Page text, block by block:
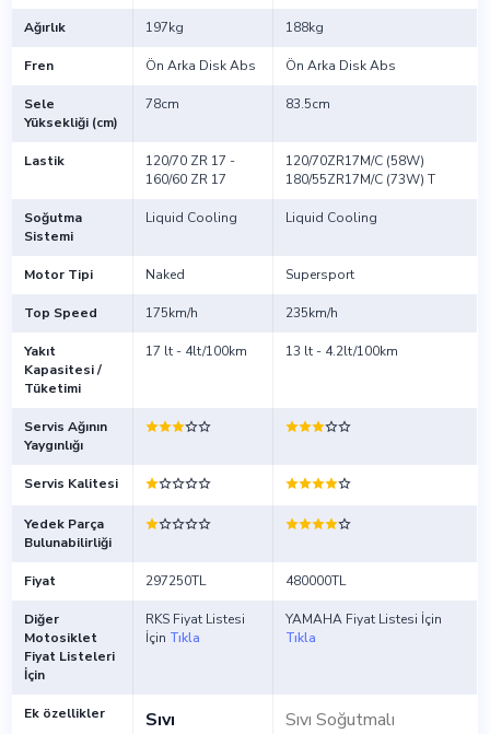
Ağırlık 197kg 188kg
Fren Ön Arka Disk Abs Ön Arka Disk Abs
Sele
Yüksekliği (cm)
78cm 83.5cm
Lastik
120/70 ZR 17 -
160/60 ZR 17
120/70ZR17M/C (58W)
180/55ZR17M/C (73W) T
Soğutma
Sistemi
Liquid Cooling Liquid Cooling
Motor Tipi Naked Supersport
Top Speed 175km/h 235km/h
Yakıt
Kapasitesi /
Tüketimi
17 lt - 4lt/100km 13 lt - 4.2lt/100km
Servis Ağının
Yaygınlığı
Servis Kalitesi
Yedek Parça
Bulunabilirliği
Fiyat 297250TL 480000TL
Diğer
Motosiklet
Fiyat Listeleri
İçin
RKS Fiyat Listesi
İçin Tıkla
YAMAHA Fiyat Listesi İçin
Tıkla
Ek özellikler
Sıvı
Sıvı Soğutmalı